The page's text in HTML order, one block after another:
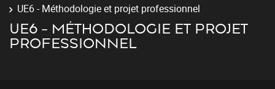
UE6 - Méthodologie et projet professionnel
UE6 - MÉTHODOLOGIE ET PROJET
PROFESSIONNEL